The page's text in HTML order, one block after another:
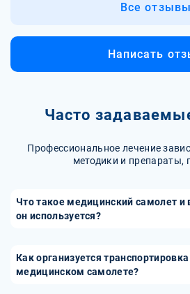
Все отзывы
Написать
Часто
Профессиональное лечение
методики и препараты,
Что такое медицинский самолет и
он используется?
средство, специально
пациентов с медицинскими
Как организуется
медицинском самолете?